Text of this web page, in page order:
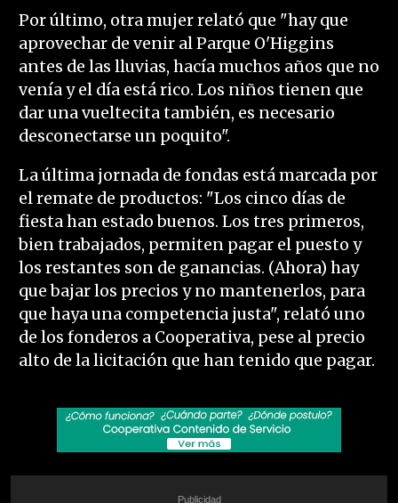
Por último, otra mujer relató que "hay que
aprovechar de venir al Parque O'Higgins
antes de las lluvias, hacía muchos años que no
venía y el día está rico. Los niños tienen que
dar una vueltecita también, es necesario
desconectarse un poquito".
La última jornada de fondas está marcada por
el remate de productos: "Los cinco días de
fiesta han estado buenos. Los tres primeros,
bien trabajados, permiten pagar el puesto y
los restantes son de ganancias. (Ahora) hay
que bajar los precios y no mantenerlos, para
que haya una competencia justa", relató uno
de los fonderos a Cooperativa, pese al precio
alto de la licitación que han tenido que pagar.